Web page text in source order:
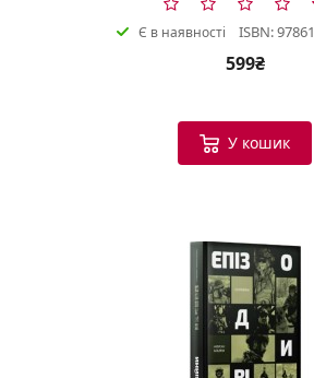
Є в наявності ISBN:
599₴
У кошик